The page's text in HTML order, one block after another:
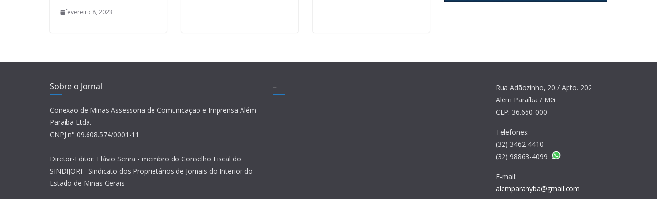
fevereiro 8, 2023
Sobre o Jornal
Conexão de Minas Assessoria de Comunicação e Imprensa Além
Paraíba Ltda.
CNPJ n° 09.608.574/0001-11
Diretor-Editor: Flávio Senra - membro do Conselho Fiscal do
SINDIJORI - Sindicato dos Proprietários de Jornais do Interior do
Estado de Minas Gerais
–
Rua Adãozinho, 20 / Apto. 202
Além Paraíba / MG
CEP: 36.660-000
Telefones:
(32) 3462-4410
(32) 98863-4099
E-mail:
alemparahyba@gmail.com